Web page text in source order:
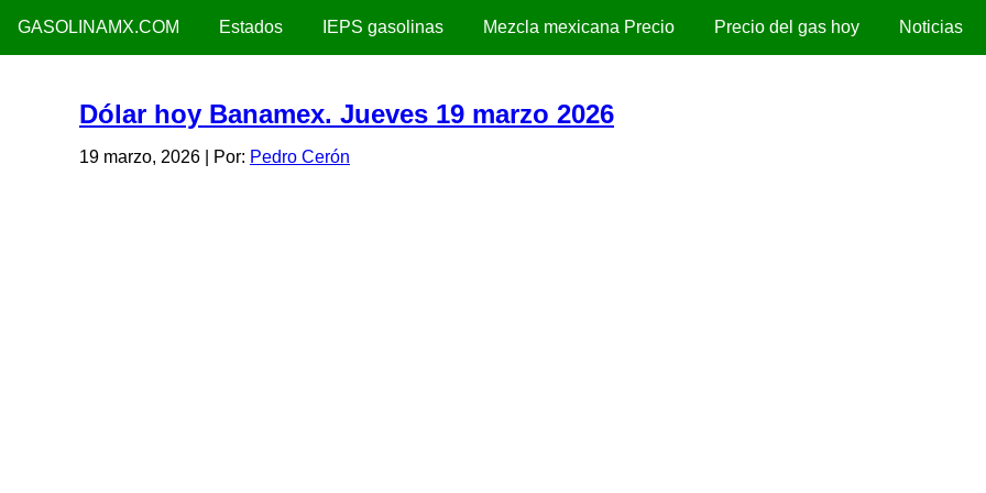
GASOLINAMX.COM Estados IEPS gasolinas Mezcla mexicana Precio Precio del gas hoy Noticias
Dólar hoy Banamex. Jueves 19 marzo 2026
19 marzo, 2026 | Por: Pedro Cerón